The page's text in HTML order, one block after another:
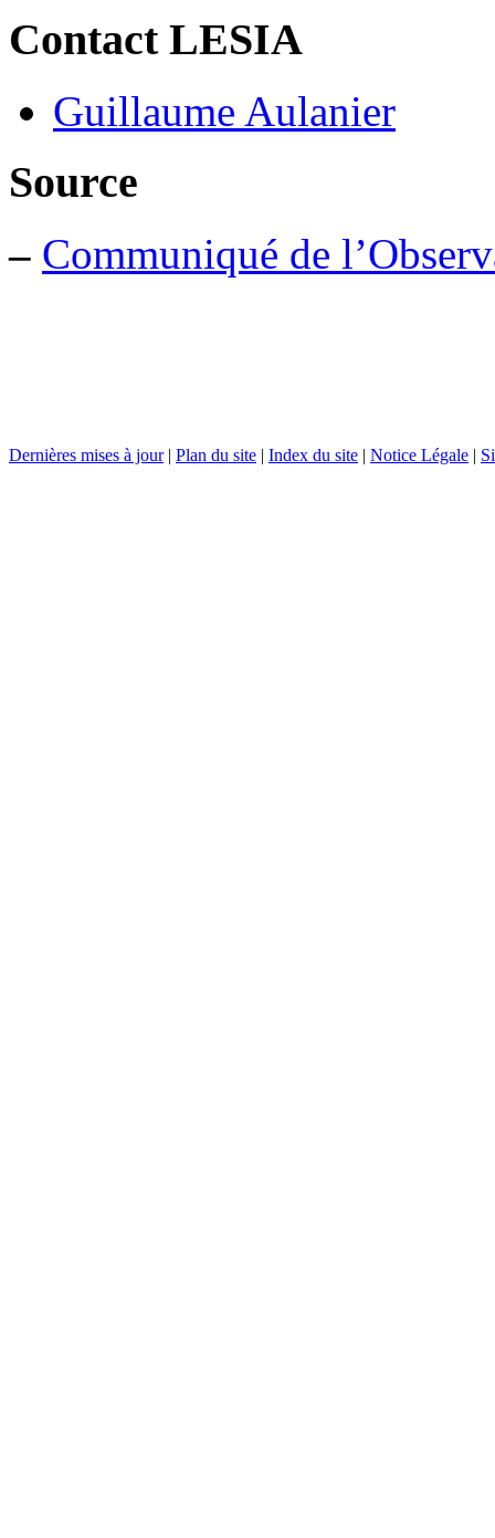
Contact LESIA
Guillaume Aulanier
Source
– Communiqué de
Dernières mises à jour| Plan du site | Index du site | Notice Légale |